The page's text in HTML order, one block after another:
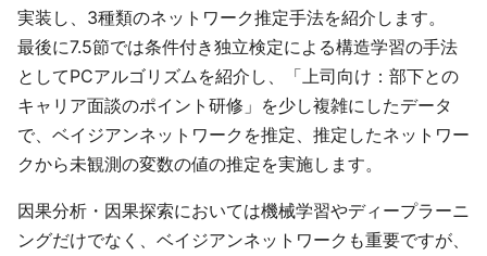
実装し、3種類のネットワーク推定手法を紹介します。
最後に7.5節では条件付き独立検定による構造学習の手法
としてPCアルゴリズムを紹介し、「上司向け：部下との
キャリア面談のポイント研修」を少し複雑にしたデータ
で、ベイジアンネットワークを推定、推定したネットワー
クから未観測の変数の値の推定を実施します。
因果分析・因果探索においては機械学習やディープラーニ
ングだけでなく、ベイジアンネットワークも重要ですが、